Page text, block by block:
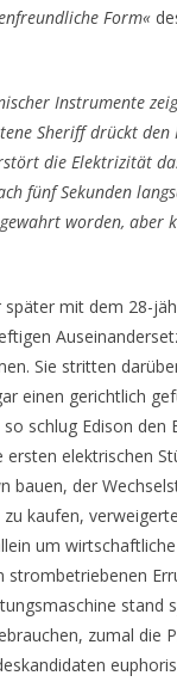
Form«
Instrumente
Sheriff drückt
die Elektrizität
fünf Sekunden
worden,
später mit dem 28-
Sie stritten
einen gerichtlich
schlug Edison den
elektrischen
bauen, der
kaufen,
um
strombetriebenen
zumal die